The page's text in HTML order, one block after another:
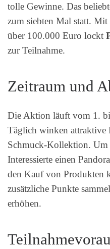
tolle Gewinne. Das
zum siebten Mal statt.
über 100.000 Euro lockt
zur Teilnahme.
Zeitraum und
Die Aktion läuft vom 1.
Täglich winken attraktive
Schmuck-Kollektion. Um
Interessierte einen
den Kauf von Produkten
zusätzliche Punkte
erhöhen.